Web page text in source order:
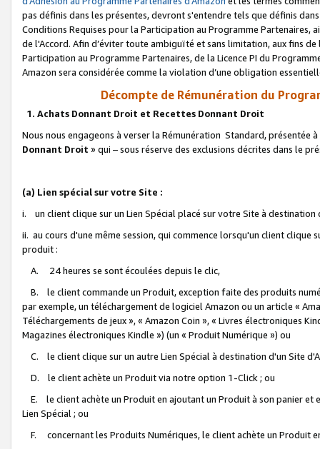
pas définis dans les présentes, devront s'entendre tels que définis
Conditions Requises pour la Participation au Programme Partenaires,
de l'Accord. Afin d’éviter toute ambiguïté et sans limitation, aux fins
Participation au Programme Partenaires, de la Licence PI du
Amazon sera considérée comme la violation d’une obligation
Décompte de Rémunération du
1. Achats Donnant Droit et Recettes Donnant Droit
Nous nous engageons à verser la Rémunération Standard, présentée
Donnant Droit » qui – sous réserve des exclusions décrites dans le
(a) Lien spécial sur votre Site :
i. un client clique sur un Lien Spécial placé sur votre Site à destination
ii. au cours d'une même session, qui commence lorsqu'un client
produit :
A. 24 heures se sont écoulées depuis le clic,
B. le client commande un Produit, exception faite des produits
par exemple, un téléchargement de logiciel Amazon ou un article «
Téléchargements de jeux », « Amazon Coin », « Livres électroniques
Magazines électroniques Kindle ») (un « Produit Numérique ») ou
C. le client clique sur un autre Lien Spécial à destination d'un Site
D. le client achète un Produit via notre option 1-Click ; ou
E. le client achète un Produit en ajoutant un Produit à son panier et
Lien Spécial ; ou
F. concernant les Produits Numériques, le client achète un Produit